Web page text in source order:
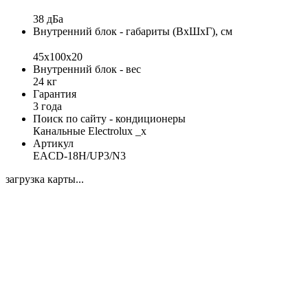
38 дБа
Внутренний блок - габариты (ВхШхГ), см
45x100x20
Внутренний блок - вес
24 кг
Гарантия
3 года
Поиск по сайту - кондиционеры
Канальные Electrolux _x
Артикул
EACD-18H/UP3/N3
загрузка карты...